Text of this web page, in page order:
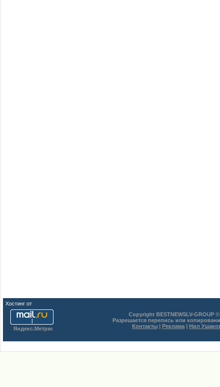
Хостинг от
Copyright BESTNEWSLV-GROUP
Разрешается перепись или
Контакты | Реклама | Нил